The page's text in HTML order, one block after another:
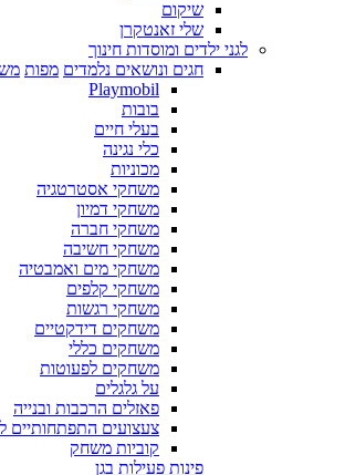
שיקום
שלי זאנטקרן
לגני ילדים ומוסדות חינוך
חגים ונושאים נלמדים מפות
Playmobil
בובות
בעלי חיים
כלי נגינה
מכוניות
משחקי אסטרטגיה
משחקי דמיון
משחקי חברה
משחקי חשיבה
משחקי מים ואמבטיה
משחקי קלפים
משחקי רגשות
משחקים דידקטיים
משחקים כללי
משחקים לפעוטות
על גלגלים
פאזלים הרכבות ובנייה
צעצועים התפתחותיים
קוביות משחק
פינות פעילות בגן